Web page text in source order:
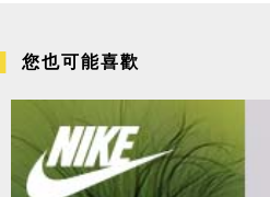
您也可能喜歡